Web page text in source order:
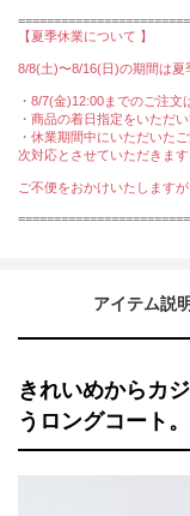
【夏季休業について 】
8/8(土)〜8/16(日)の期間は夏
・8/7(金)12:00までのご注文
・商品の着日指定をいただ
・休業期間中にいただいた
次対応とさせていただきます
ご不便をおかけいたします
アイテム説明
きれいめからカ
うロングコート。